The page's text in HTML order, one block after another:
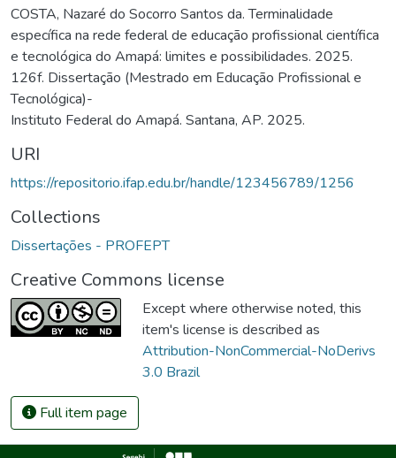
COSTA, Nazaré do Socorro Santos da. Terminalidade
específica na rede federal de educação profissional científica
e tecnológica do Amapá: limites e possibilidades. 2025.
126f. Dissertação (Mestrado em Educação Profissional e
Tecnológica)-
Instituto Federal do Amapá. Santana, AP. 2025.
URI
https://repositorio.ifap.edu.br/handle/123456789/1256
Collections
Dissertações - PROFEPT
Creative Commons license
Except where otherwise noted, this
item's license is described as
Attribution-NonCommercial-NoDerivs
3.0 Brazil
Full item page